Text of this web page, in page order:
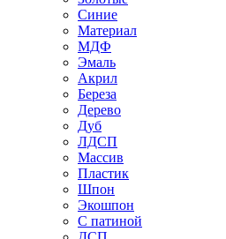
Синие
Материал
МДФ
Эмаль
Акрил
Береза
Дерево
Дуб
ЛДСП
Массив
Пластик
Шпон
Экошпон
С патиной